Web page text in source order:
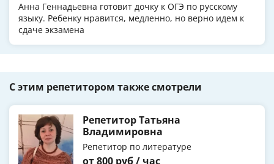
Анна Геннадьевна готовит дочку к ОГЭ по русскому
языку. Ребенку нравится, медленно, но верно идем к
сдаче экзамена
С этим репетитором также смотрели
Репетитор Татьяна
Владимировна
Репетитор по литературе
от 800 руб / час